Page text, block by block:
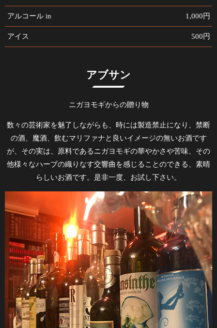
アルコール in 1,000円
アイス 500円
アブサン
ニガヨモギからの贈り物
数々の芸術家を魅了しながらも、時には製造禁止になり、禁断
の酒、魔酒、飲むマリファナと良いイメージの無いお酒です
が、その実は、原料であるニガヨモギの華やかさや苦味、その
他様々なハーブの織りなす交響曲を感じることのできる、素晴
らしいお酒です。是非一度、お試し下さい。